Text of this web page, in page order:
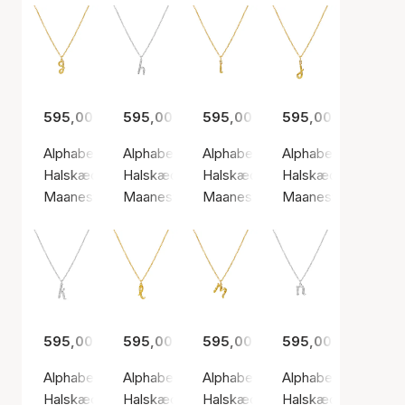
595,00 kr.
Alphabet Necklace G
Halskæde, Guld farve / Forgyldt sølv sterling 925
Maanesten
595,00 kr.
Alphabet Necklace H
Halskæde, Sølv farve / Sølv sterling 925
Maanesten
595,00 kr.
Alphabet Necklace I
Halskæde, Guld farve / Forgyldt
Maanesten
595,00 kr.
Alphabet Necklace
Halskæde, Guld
Maanesten
595,00 kr.
Alphabet Necklace K
Halskæde, Sølv farve / Sølv sterling 925
595,00 kr.
Alphabet Necklace L
Halskæde, Guld farve / Forgyldt sølv sterling
595,00 kr.
Alphabet Necklace M
Halskæde, Guld farve / Forgyldt
595,00 kr.
Alphabet Necklace
Halskæde, Sølv